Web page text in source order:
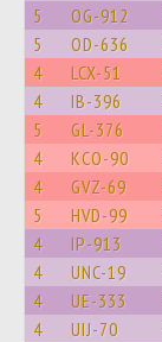
5 OG-912
5 OD-636
4 LCX-51
4 IB-396
5 GL-376
4 KCO-90
4 GVZ-69
5 HVD-99
4 IP-913
4 UNC-19
4 UE-333
4 UIJ-70